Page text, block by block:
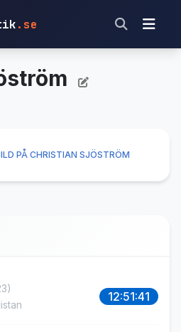
.se
12:51:41
PÅ CHRISTIAN SJÖSTRÖM